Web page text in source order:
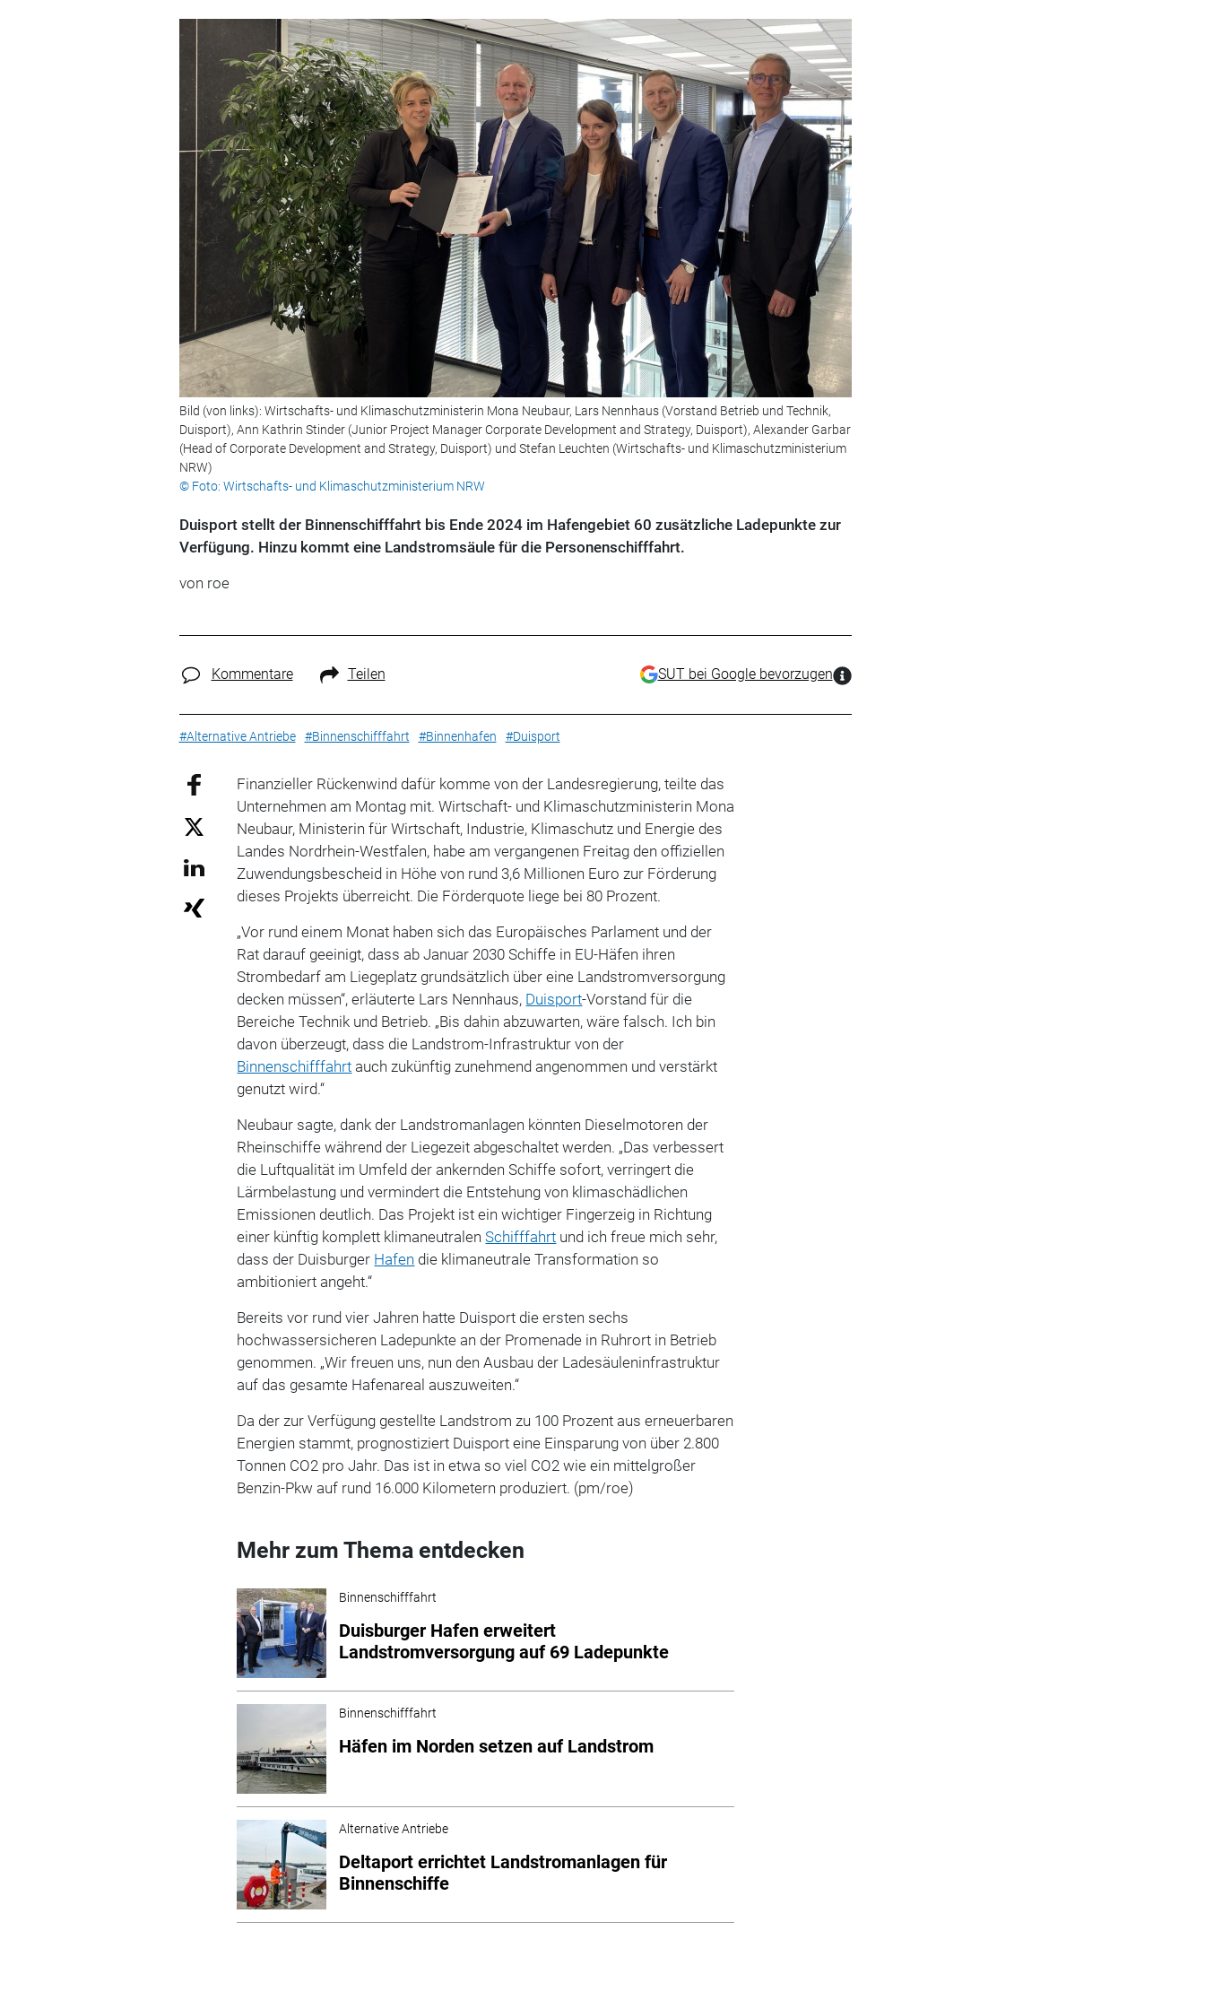
Bild (von links): Wirtschafts- und Klimaschutzministerin Mona Neubaur, Lars Nennhaus (Vorstand Betrieb und Technik,
Duisport), Ann Kathrin Stinder (Junior Project Manager Corporate Development and Strategy, Duisport), Alexander Garbar
(Head of Corporate Development and Strategy, Duisport) und Stefan Leuchten (Wirtschafts- und Klimaschutzministerium
NRW)
© Foto: Wirtschafts- und Klimaschutzministerium NRW
Duisport stellt der Binnenschifffahrt bis Ende 2024 im Hafengebiet 60 zusätzliche Ladepunkte zur
Verfügung. Hinzu kommt eine Landstromsäule für die Personenschifffahrt.
von roe
Kommentare Teilen SUT bei Google bevorzugen
#Alternative Antriebe #Binnenschifffahrt #Binnenhafen #Duisport
Finanzieller Rückenwind dafür komme von der Landesregierung, teilte das
Unternehmen am Montag mit. Wirtschaft- und Klimaschutzministerin Mona
Neubaur, Ministerin für Wirtschaft, Industrie, Klimaschutz und Energie des
Landes Nordrhein-Westfalen, habe am vergangenen Freitag den offiziellen
Zuwendungsbescheid in Höhe von rund 3,6 Millionen Euro zur Förderung
dieses Projekts überreicht. Die Förderquote liege bei 80 Prozent.
„Vor rund einem Monat haben sich das Europäisches Parlament und der
Rat darauf geeinigt, dass ab Januar 2030 Schiffe in EU-Häfen ihren
Strombedarf am Liegeplatz grundsätzlich über eine Landstromversorgung
decken müssen“, erläuterte Lars Nennhaus, Duisport-Vorstand für die
Bereiche Technik und Betrieb. „Bis dahin abzuwarten, wäre falsch. Ich bin
davon überzeugt, dass die Landstrom-Infrastruktur von der
Binnenschifffahrt auch zukünftig zunehmend angenommen und verstärkt
genutzt wird.“
Neubaur sagte, dank der Landstromanlagen könnten Dieselmotoren der
Rheinschiffe während der Liegezeit abgeschaltet werden. „Das verbessert
die Luftqualität im Umfeld der ankernden Schiffe sofort, verringert die
Lärmbelastung und vermindert die Entstehung von klimaschädlichen
Emissionen deutlich. Das Projekt ist ein wichtiger Fingerzeig in Richtung
einer künftig komplett klimaneutralenSchifffahrt und ich freue mich sehr,
dass der Duisburger Hafen die klimaneutrale Transformation so
ambitioniert angeht.“
Bereits vor rund vier Jahren hatte Duisport die ersten sechs
hochwassersicheren Ladepunkte an der Promenade in Ruhrort in Betrieb
genommen. „Wir freuen uns, nun den Ausbau der Ladesäuleninfrastruktur
auf das gesamte Hafenareal auszuweiten.“
Da der zur Verfügung gestellte Landstrom zu 100 Prozent aus erneuerbaren
Energien stammt, prognostiziert Duisport eine Einsparung von über 2.800
Tonnen CO2 pro Jahr. Das ist in etwa so viel CO2 wie ein mittelgroßer
Benzin-Pkw auf rund 16.000 Kilometern produziert. (pm/roe)
Mehr zum Thema entdecken
Binnenschifffahrt
Duisburger Hafen erweitert
Landstromversorgung auf 69 Ladepunkte
Binnenschifffahrt
Häfen im Norden setzen auf Landstrom
Alternative Antriebe
Deltaport errichtet Landstromanlagen für
Binnenschiffe